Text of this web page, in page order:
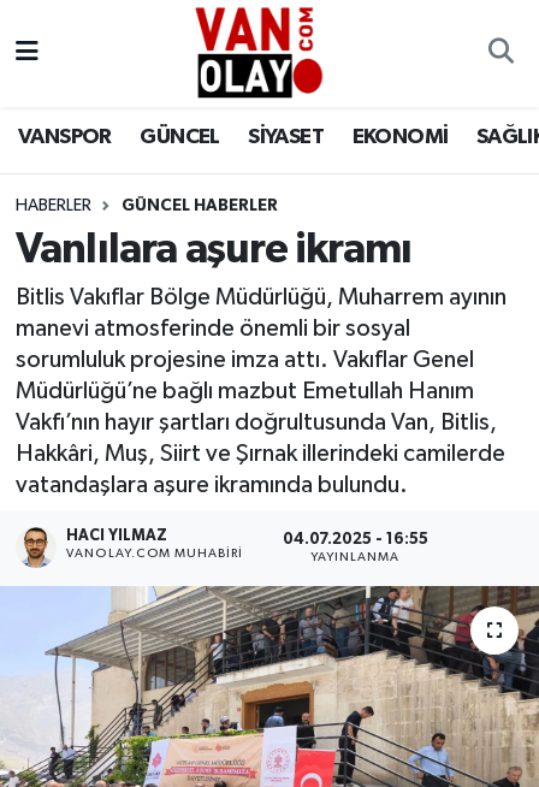
VANSPOR GÜNCEL SİYASET EKONOMİ
HABERLER GÜNCEL HABERLER
Vanlılara aşure ikramı
Bitlis Vakıflar Bölge Müdürlüğü, Muharrem ayının
manevi atmosferinde önemli bir sosyal
sorumluluk projesine imza attı. Vakıflar Genel
Müdürlüğü’ne bağlı mazbut Emetullah Hanım
Vakfı’nın hayır şartları doğrultusunda Van, Bitlis,
Hakkâri, Muş, Siirt ve Şırnak illerindeki camilerde
vatandaşlara aşure ikramında bulundu.
HACI YILMAZ
VANOLAY.COM MUHABIRI
04.07.2025 - 16:55
YAYINLANMA
Siyaset
Sağlık
Eğitim
Bilim & Teknoloji
RESMİ İLANLAR
Van Nöbetçi Eczaneler
Van Namaz Vakitleri
Van Trafik Yoğunluk Haritası
Süper Lig Puan Durumu ve Fikstür
Tüm Manşetler
Son Dakika Haberleri